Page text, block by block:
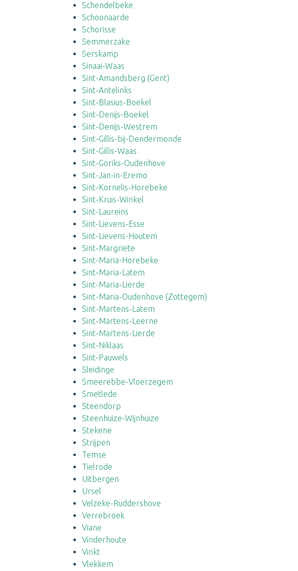
Schendelbeke
Schoonaarde
Schorisse
Semmerzake
Serskamp
Sinaai-Waas
Sint-Amandsberg (Gent)
Sint-Antelinks
Sint-Blasius-Boekel
Sint-Denijs-Boekel
Sint-Denijs-Westrem
Sint-Gillis-bij-Dendermonde
Sint-Gillis-Waas
Sint-Goriks-Oudenhove
Sint-Jan-in-Eremo
Sint-Kornelis-Horebeke
Sint-Kruis-Winkel
Sint-Laureins
Sint-Lievens-Esse
Sint-Lievens-Houtem
Sint-Margriete
Sint-Maria-Horebeke
Sint-Maria-Latem
Sint-Maria-Lierde
Sint-Maria-Oudenhove (Zottegem)
Sint-Martens-Latem
Sint-Martens-Leerne
Sint-Martens-Lierde
Sint-Niklaas
Sint-Pauwels
Sleidinge
Smeerebbe-Vloerzegem
Smetlede
Steendorp
Steenhuize-Wijnhuize
Stekene
Strijpen
Temse
Tielrode
Uitbergen
Ursel
Velzeke-Ruddershove
Verrebroek
Viane
Vinderhoute
Vinkt
Vlekkem